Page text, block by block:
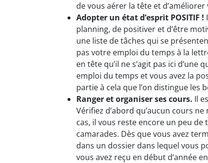
de vous aérer la tête et
Adopter un état d’esprit POSITIF !
planning, de positiver et d’être
une liste de tâches qui se
pas votre emploi du temps à la
en tête qu’il ne s’agit pas ici
emploi du temps et vous avez la
partie à cela que l’on distingue les
Ranger et organiser ses cours. Il
Vérifiez d’abord qu’aucun cours ne
cas, il vous reste encore un peu
camarades. Dès que vous avez
dans un dossier dans lequel vous
vous avez reçu en début d’année